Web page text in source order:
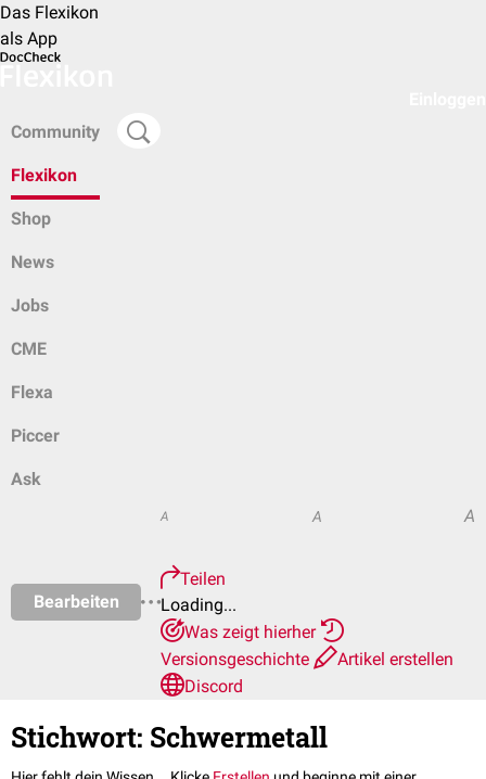
Das Flexikon
als App
Community
Flexikon
Shop
News
Jobs
CME
Flexa
Piccer
Ask
Bearbeiten
A A A
Teilen
Loading...
Was zeigt hierher
Versionsgeschichte
Artikel erstellen
Discord
Stichwort: Schwermetall